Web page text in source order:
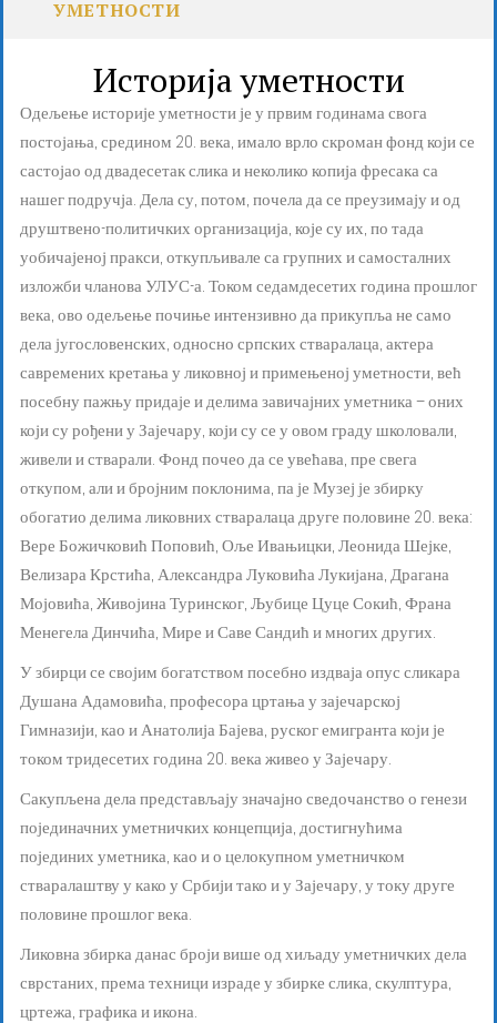
УМЕТНОСТИ
Историја уметности
Одељење историје уметности је у првим годинама свога
постојања, средином 20. века, имало врло скроман фонд који се
састојао од двадесетак слика и неколико копија фресака са
нашег подручја. Дела су, потом, почела да се преузимају и од
друштвено-политичких организација, које су их, по тада
уобичајеној пракси, откупљивале са групних и самосталних
изложби чланова УЛУС-а. Током седамдесетих година прошлог
века, ово одељење почиње интензивно да прикупља не само
дела југословенских, односно српских стваралаца, актера
савремених кретања у ликовној и примењеној уметности, већ
посебну пажњу придаје и делима завичајних уметника – оних
који су рођени у Зајечару, који су се у овом граду школовали,
живели и стварали. Фонд почео да се увећава, пре свега
откупом, али и бројним поклонима, па је Музеј је збирку
обогатио делима ликовних стваралаца друге половине 20. века:
Вере Божичковић Поповић, Оље Ивањицки, Леонида Шејке,
Велизара Крстића, Александра Луковића Лукијана, Драгана
Мојовића, Живојина Туринског, Љубице Цуце Сокић, Франа
Менегела Динчића, Мире и Саве Сандић и многих других.
У збирци се својим богатством посебно издваја опус сликара
Душана Адамовића, професора цртања у зајечарској
Гимназији, као и Анатолија Бајева, руског емигранта који је
током тридесетих година 20. века живео у Зајечару.
Сакупљена дела представљају значајно сведочанство о генези
појединачних уметничких концепција, достигнућима
појединих уметника, као и о целокупном уметничком
стваралаштву у како у Србији тако и у Зајечару, у току друге
половине прошлог века.
Ликовна збирка данас броји више од хиљаду уметничких дела
сврстаних, према техници израде у збирке слика, скулптура,
цртежа, графика и икона.